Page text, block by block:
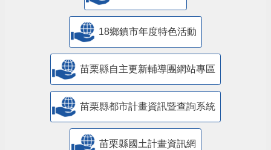
18鄉鎮市年度特色活動
苗栗縣自主更新輔導團網站專區
苗栗縣都市計畫資訊暨查詢系統
苗栗縣國土計畫資訊網